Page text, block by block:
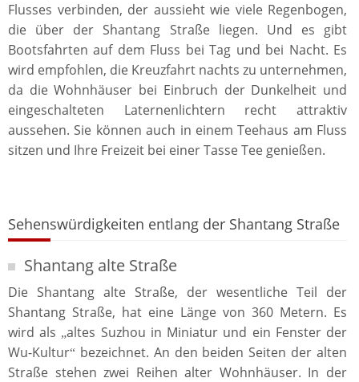
Flusses verbinden, der aussieht wie viele Regenbogen,
die über der Shantang Straße liegen. Und es gibt
Bootsfahrten auf dem Fluss bei Tag und bei Nacht. Es
wird empfohlen, die Kreuzfahrt nachts zu unternehmen,
da die Wohnhäuser bei Einbruch der Dunkelheit und
eingeschalteten Laternenlichtern recht attraktiv
aussehen. Sie können auch in einem Teehaus am Fluss
sitzen und Ihre Freizeit bei einer Tasse Tee genießen.
Sehenswürdigkeiten entlang der Shantang Straße
Shantang alte Straße
Die Shantang alte Straße, der wesentliche Teil der
Shantang Straße, hat eine Länge von 360 Metern. Es
wird als „altes Suzhou in Miniatur und ein Fenster der
Wu-Kultur“ bezeichnet. An den beiden Seiten der alten
Straße stehen zwei Reihen alter Wohnhäuser. In der